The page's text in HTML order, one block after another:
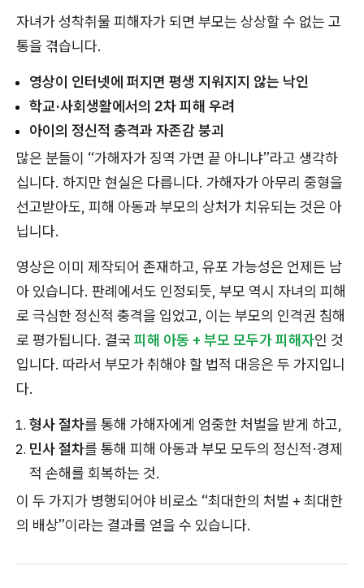
자녀가 성착취물 피해자가 되면 부모는 상상할 수 없는 고
통을 겪습니다.
영상이 인터넷에 퍼지면 평생 지워지지 않는 낙인
학교·사회생활에서의 2차 피해 우려
아이의 정신적 충격과 자존감 붕괴
많은 분들이 “가해자가 징역 가면 끝 아니냐”라고 생각하
십니다. 하지만 현실은 다릅니다. 가해자가 아무리 중형을
선고받아도, 피해 아동과 부모의 상처가 치유되는 것은 아
닙니다.
영상은 이미 제작되어 존재하고, 유포 가능성은 언제든 남
아 있습니다. 판례에서도 인정되듯, 부모 역시 자녀의 피해
로 극심한 정신적 충격을 입었고, 이는 부모의 인격권 침해
로 평가됩니다. 결국 피해 아동 + 부모 모두가 피해자인 것
입니다. 따라서 부모가 취해야 할 법적 대응은 두 가지입니
다.
형사 절차를 통해 가해자에게 엄중한 처벌을 받게 하고,
민사 절차를 통해 피해 아동과 부모 모두의 정신적·경제
적 손해를 회복하는 것.
이 두 가지가 병행되어야 비로소 “최대한의 처벌 + 최대한
의 배상”이라는 결과를 얻을 수 있습니다.